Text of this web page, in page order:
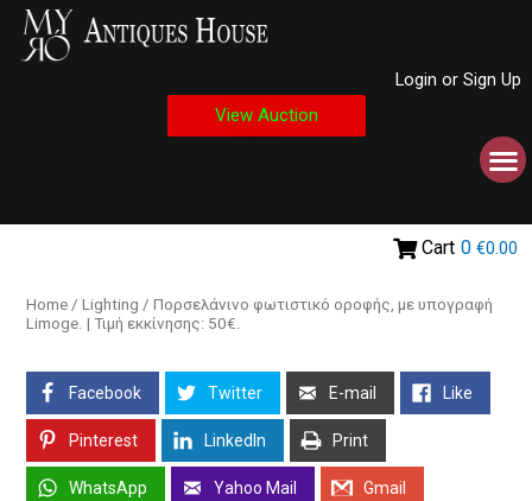
Login or Sign Up
View Auction
Cart 0 €0.00
Home / Lighting / Πορσελάνινο φωτιστικό οροφής, με υπογραφή
Limoge. | Τιμή εκκίνησης: 50€.
Facebook Twitter E-mail Like
Pinterest LinkedIn Print
WhatsApp Yahoo Mail Gmail